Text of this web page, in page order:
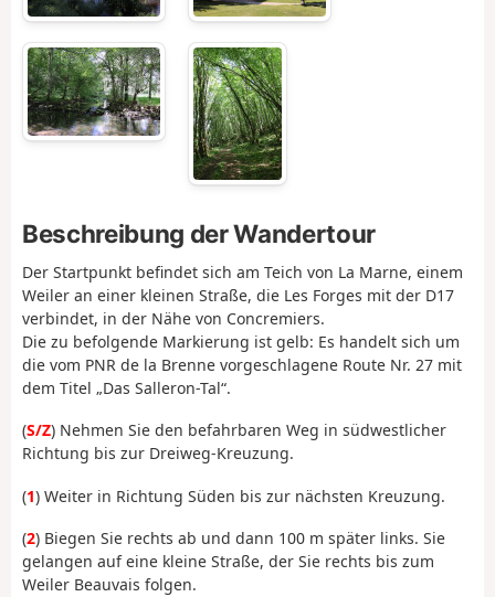
Beschreibung der Wandertour
Der Startpunkt befindet sich am Teich von La Marne, einem
Weiler an einer kleinen Straße, die Les Forges mit der D17
verbindet, in der Nähe von Concremiers.
Die zu befolgende Markierung ist gelb: Es handelt sich um
die vom PNR de la Brenne vorgeschlagene Route Nr. 27 mit
dem Titel „Das Salleron-Tal“.
(S/Z) Nehmen Sie den befahrbaren Weg in südwestlicher
Richtung bis zur Dreiweg-Kreuzung.
(1) Weiter in Richtung Süden bis zur nächsten Kreuzung.
(2) Biegen Sie rechts ab und dann 100 m später links. Sie
gelangen auf eine kleine Straße, der Sie rechts bis zum
Weiler Beauvais folgen.